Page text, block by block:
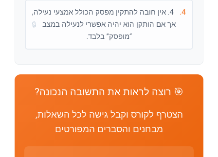
4.
4. אין חובה להתקין מפסק הכולל אמצעי נעילה,
אך אם הותקן הוא יהיה אפשרי לנעילה במצב
“מופסק” בלבד.
🔒
🎯 רוצה לראות את התשובה הנכונה?
הצטרף לקורס וקבל גישה לכל השאלות,
מבחנים והסברים המפורטים